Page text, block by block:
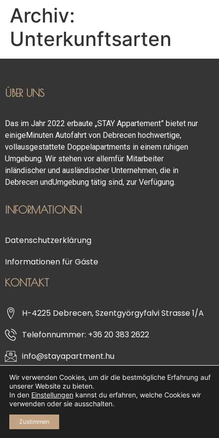
Archiv:
Unterkunftsarten
ÜBER UNS
Das im Jahr 2022 erbaute „STAY Appartement” bietet nur
einigeMinuten Autofahrt von Debrecen hochwertige,
vollausgestattete Doppelapartments in einem ruhigen
Umgebung. Wir stehen vor allemfür Mitarbeiter
inländischer und ausländischer Unternehmen, die in
Debrecen undUmgebung tätig sind, zur Verfügung.
INFORMATIONEN
Datenschutzerklärung
Informationen für Gäste
KONTAKT
H-4225 Debrecen, Szentgyörgyfalvi Strasse 1/A
Telefonnummer: +36 20 383 2622
info@stayapartment.hu
Copyright © 2026 Stay Apartment
Wir verwenden Cookies, um dir die bestmögliche Erfahrung auf
unserer Website zu bieten.
In den Einstellungen kannst du erfahren, welche Cookies wir
verwenden oder sie ausschalten.
Zustimmen